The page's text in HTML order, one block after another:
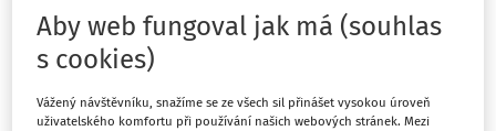
některé další vyhlášky, ve znění
pozdějších předpisů
Schválený:02.07.2020
Aby web fungoval jak má (souhlas
s cookies)
Vážený návštěvníku, snažíme se ze všech sil přinášet vysokou úroveň
uživatelského komfortu při používání našich webových stránek. Mezi